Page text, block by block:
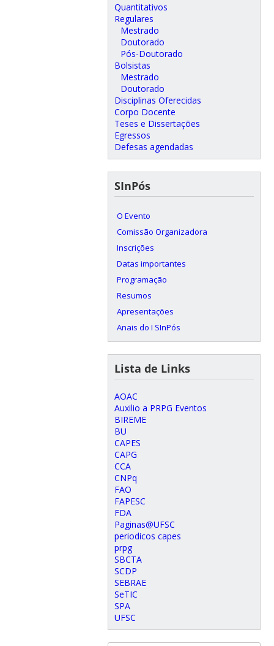
Quantitativos
Regulares
Mestrado
Doutorado
Pós-Doutorado
Bolsistas
Mestrado
Doutorado
Disciplinas Oferecidas
Corpo Docente
Teses e Dissertações
Egressos
Defesas agendadas
SInPós
O Evento
Comissão Organizadora
Inscrições
Datas importantes
Programação
Resumos
Apresentações
Anais do I SInPós
Lista de Links
AOAC
Auxilio a PRPG Eventos
BIREME
BU
CAPES
CAPG
CCA
CNPq
FAO
FAPESC
FDA
Paginas@UFSC
periodicos capes
prpg
SBCTA
SCDP
SEBRAE
SeTIC
SPA
UFSC